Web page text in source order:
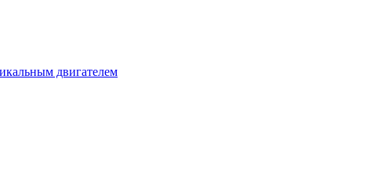
двигателем